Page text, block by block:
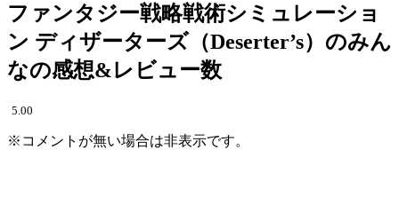
ファンタジー戦略戦術シミュレーショ
ン ディザーターズ（Deserter’s）のみん
なの感想&レビュー数
5.00
※コメントが無い場合は非表示です。